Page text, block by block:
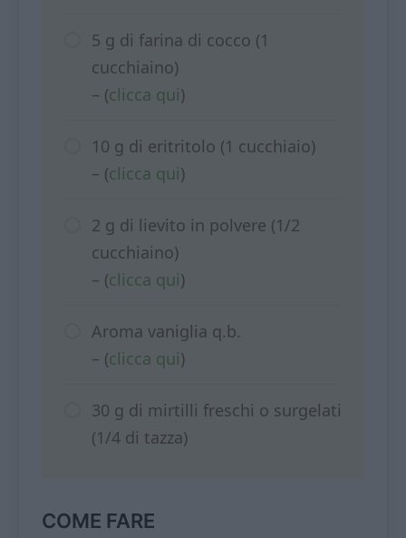
5 g di farina di cocco (1
cucchiaino)
– (clicca qui)
10 g di eritritolo (1 cucchiaio)
– (clicca qui)
2 g di lievito in polvere (1/2
cucchiaino)
– (clicca qui)
Aroma vaniglia q.b.
– (clicca qui)
30 g di mirtilli freschi o surgelati
(1/4 di tazza)
COME FARE